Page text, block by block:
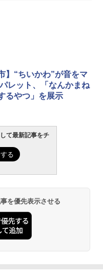
】“ちいかわ”が音をマ
レット、「なんかまね
るやつ」を展示
て最新記事をチ
を優先表示させる